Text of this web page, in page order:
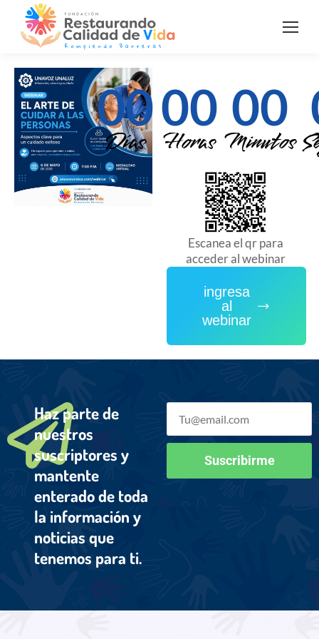
00
Días
00
Horas
00
Minutos
Escanea el qr para
acceder al webinar
ingresa
al
webinar
Haz parte de
nuestros
suscriptores y
mantente
enterado de toda
la información y
noticias que
tenemos para ti.
Suscribirme